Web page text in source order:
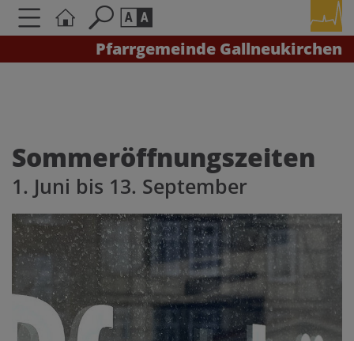
Pfarrgemeinde Gallneukirchen
A AA
Kontrasteinstellungen
A A A A A
Sommeröffnungszeiten
1. Juni bis 13. September